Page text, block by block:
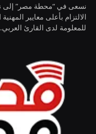
نسعى في “محطة مصر” إلى
الالتزام بأعلى معايير
للمعلومة لدى القارئ العربي.